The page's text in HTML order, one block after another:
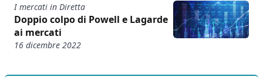
I mercati in Diretta
Doppio colpo di Powell e Lagarde
ai mercati
16 dicembre 2022